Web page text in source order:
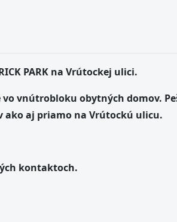
PARK na Vrútockej ulici.
vo vnútrobloku obytných domov.
ako aj priamo na Vrútockú ulicu.
kontaktoch.